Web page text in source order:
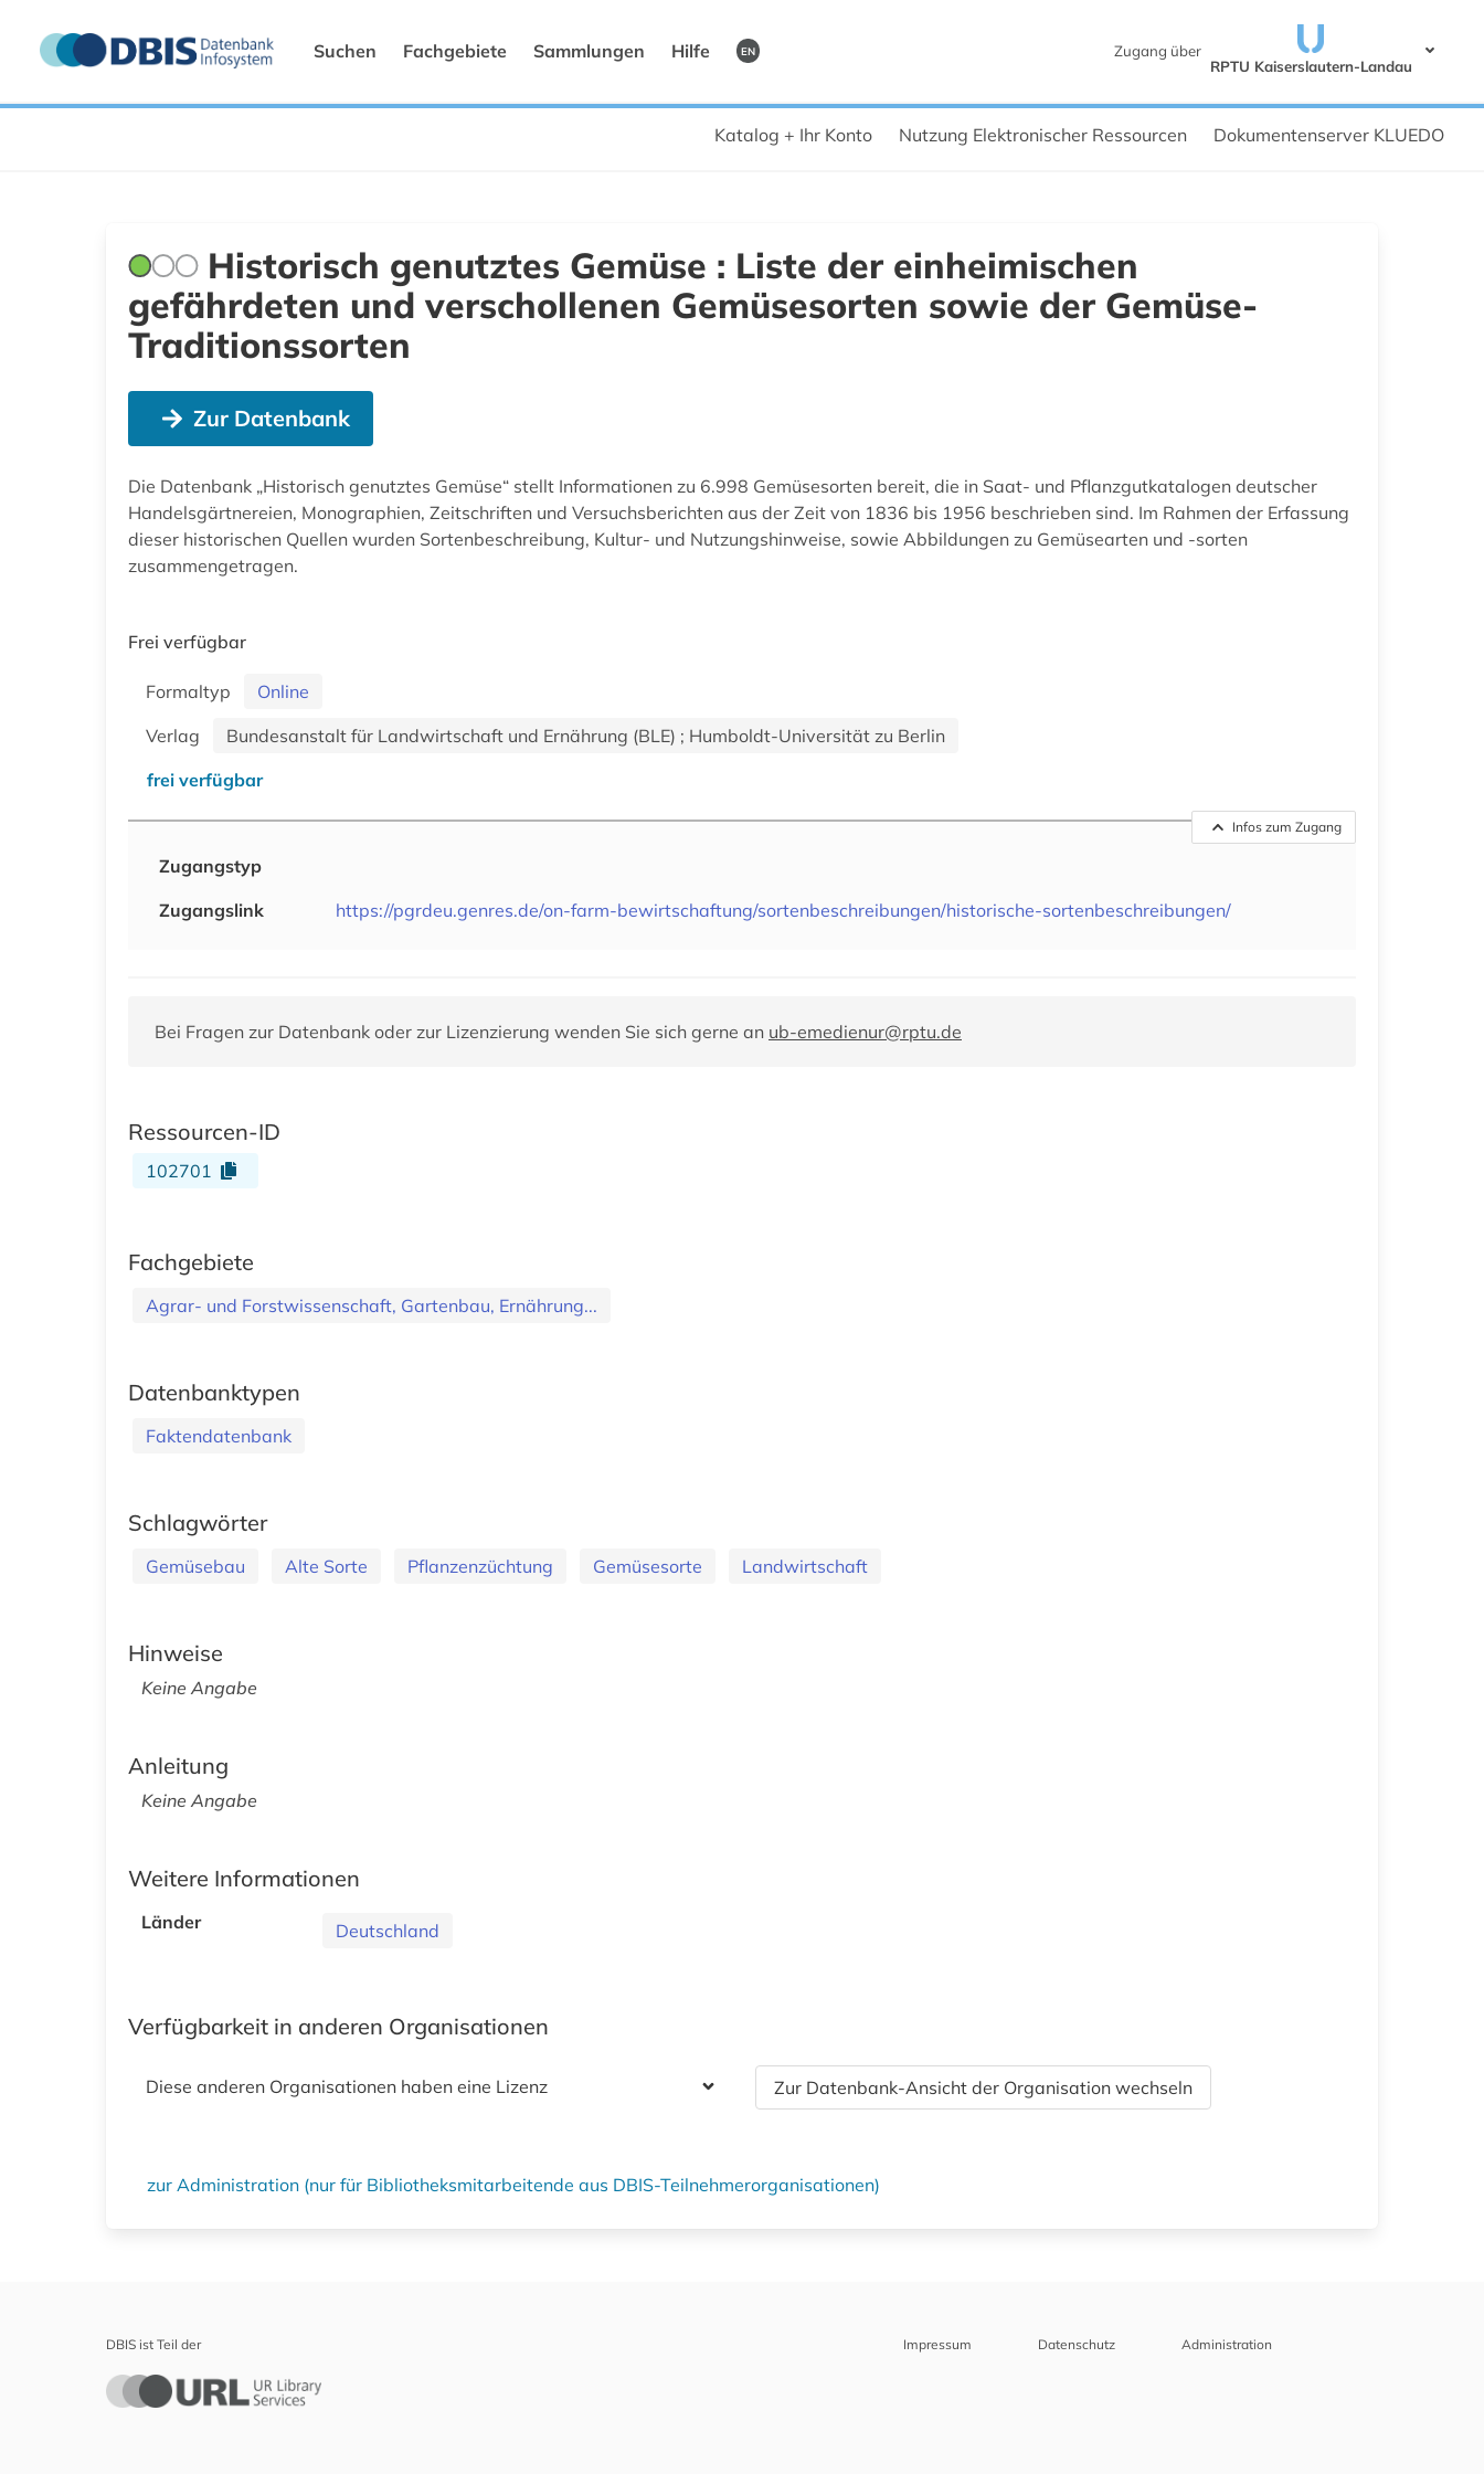
Suchen Fachgebiete Sammlungen Hilfe EN
Zugang über
RPTU Kaiserslautern-Landau
Katalog + Ihr Konto Nutzung Elektronischer Ressourcen Dokumentenserver KLUEDO
Historisch genutztes Gemüse : Liste der einheimischen
gefährdeten und verschollenen Gemüsesorten sowie der Gemüse-
Traditionssorten
Zur Datenbank
Die Datenbank „Historisch genutztes Gemüse“ stellt Informationen zu 6.998 Gemüsesorten bereit, die in Saat- und Pflanzgutkatalogen deutscher
Handelsgärtnereien, Monographien, Zeitschriften und Versuchsberichten aus der Zeit von 1836 bis 1956 beschrieben sind. Im Rahmen der Erfassung
dieser historischen Quellen wurden Sortenbeschreibung, Kultur- und Nutzungshinweise, sowie Abbildungen zu Gemüsearten und -sorten
zusammengetragen.
Frei verfügbar
Formaltyp
Online
Verlag
Bundesanstalt für Landwirtschaft und Ernährung (BLE) ; Humboldt-Universität zu Berlin
frei verfügbar
Infos zum Zugang
Zugangstyp
Zugangslink
https://pgrdeu.genres.de/on-farm-bewirtschaftung/sortenbeschreibungen/historische-sortenbeschreibungen/
Bei Fragen zur Datenbank oder zur Lizenzierung wenden Sie sich gerne an ub-emedienur@rptu.de
Ressourcen-ID
102701
Fachgebiete
Agrar- und Forstwissenschaft, Gartenbau, Ernährung...
Datenbanktypen
Faktendatenbank
Schlagwörter
Gemüsebau Alte Sorte Pflanzenzüchtung Gemüsesorte Landwirtschaft
Hinweise
Keine Angabe
Anleitung
Keine Angabe
Weitere Informationen
Länder Deutschland
Verfügbarkeit in anderen Organisationen
Diese anderen Organisationen haben eine Lizenz Zur Datenbank-Ansicht der Organisation wechseln
zur Administration (nur für Bibliotheksmitarbeitende aus DBIS-Teilnehmerorganisationen)
DBIS ist Teil der Impressum Datenschutz Administration